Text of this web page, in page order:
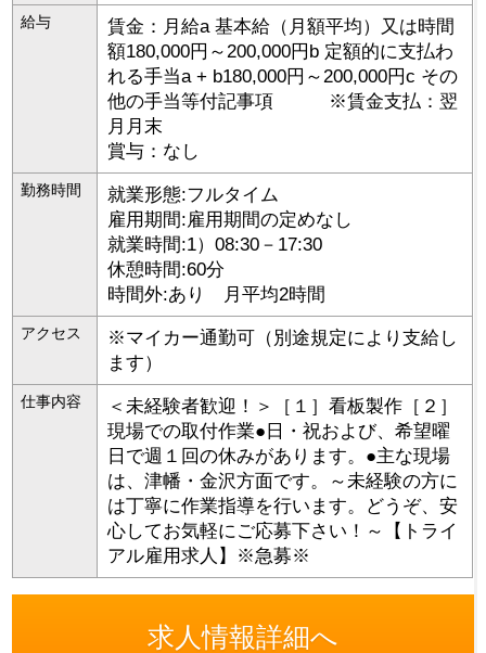
給与
賃金：月給a 基本給（月額平均）又は時間
額180,000円～200,000円b 定額的に支払わ
れる手当a + b180,000円～200,000円c その
他の手当等付記事項 ※賃金支払：翌
月月末
賞与：なし
勤務時間
就業形態:フルタイム
雇用期間:雇用期間の定めなし
就業時間:1）08:30－17:30
休憩時間:60分
時間外:あり 月平均2時間
アクセス
※マイカー通勤可（別途規定により支給し
ます）
仕事内容
＜未経験者歓迎！＞［１］看板製作［２］
現場での取付作業●日・祝および、希望曜
日で週１回の休みがあります。●主な現場
は、津幡・金沢方面です。～未経験の方に
は丁寧に作業指導を行います。どうぞ、安
心してお気軽にご応募下さい！～【トライ
アル雇用求人】※急募※
求人情報詳細へ